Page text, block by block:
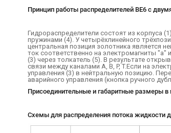
Принцип работы распределителей ВЕ6 с
Гидрораспределители состоят из корпуса
пружинами (4). У четырёхлинейного
центральная позиция золотника является
ток соответственно на электромагниты "a"
(3) через толкатель (5). В результате
связи между каналами A, B, P, T.Если на
управления (3) в нейтральную позицию.
аварийного управления (кнопка ручного
Присоединительные и габаритные размеры
Схемы для распределения потока жидкости